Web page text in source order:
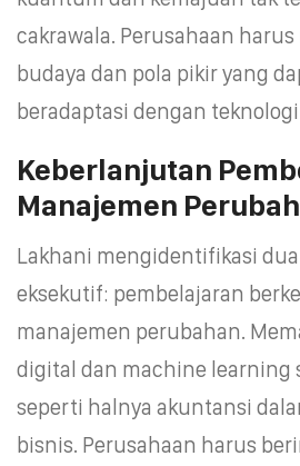
cakrawala. Perusahaan
budaya dan pola pikir yang
beradaptasi dengan
Keberlanjutan
Manajemen
Lakhani mengidentifikasi
eksekutif: pembelajaran
manajemen perubahan.
digital dan machine learning
seperti halnya akuntansi
bisnis. Perusahaan harus